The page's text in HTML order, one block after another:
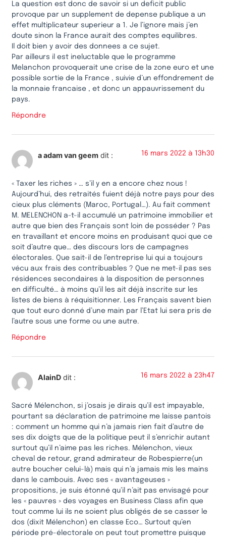
La question est donc de savoir si un deficit public
provoque par un supplement de depense publique a un
effet multiplicateur superieur a 1. Je l’ignore mais j’en
doute sinon la France aurait des comptes equilibres.
Il doit bien y avoir des donnees a ce sujet.
Par ailleurs il est ineluctable que le programme
Melanchon provoquerait une crise de la zone euro et une
possible sortie de la France , suivie d’un effondrement de
la monnaie francaise , et donc un appauvrissement du
pays.
Répondre
a adam van geem dit : 16 mars 2022 à 13h30
« Taxer les riches » … s’il y en a encore chez nous !
Aujourd’hui, des retraités fuient déjà notre pays pour des
cieux plus cléments (Maroc, Portugal…). Au fait comment
M. MELENCHON a-t-il accumulé un patrimoine immobilier et
autre que bien des Français sont loin de posséder ? Pas
en travaillant et encore moins en produisant quoi que ce
soit d’autre que… des discours lors de campagnes
électorales. Que sait-il de l’entreprise lui qui a toujours
vécu aux frais des contribuables ? Que ne met-il pas ses
résidences secondaires à la disposition de personnes
en difficulté… à moins qu’il les ait déjà inscrite sur les
listes de biens à réquisitionner. Les Français savent bien
que tout euro donné d’une main par l’Etat lui sera pris de
l’autre sous une forme ou une autre.
Répondre
AlainD dit : 16 mars 2022 à 23h47
Sacré Mélenchon, si j’osais je dirais qu’il est impayable,
pourtant sa déclaration de patrimoine me laisse pantois
: comment un homme qui n’a jamais rien fait d’autre de
ses dix doigts que de la politique peut il s’enrichir autant
surtout qu’il n’aime pas les riches. Mélenchon, vieux
cheval de retour, grand admirateur de Robespierre(un
autre boucher celui-là) mais qui n’a jamais mis les mains
dans le cambouis. Avec ses « avantageuses »
propositions, je suis étonné qu’il n’ait pas envisagé pour
les « pauvres » des voyages en Business Class afin que
tout comme lui ils ne soient plus obligés de se casser le
dos (dixit Mélenchon) en classe Eco… Surtout qu’en
période pré-électorale on peut tout promettre puisque